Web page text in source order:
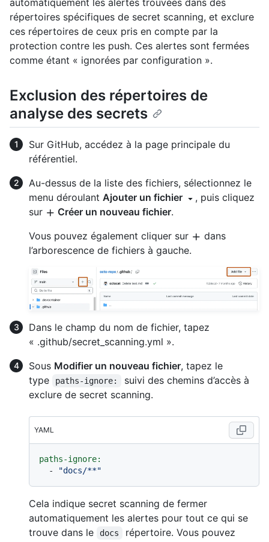
automatiquement les alertes trouvées dans des
répertoires spécifiques de secret scanning, et exclure
ces répertoires de ceux pris en compte par la
protection contre les push. Ces alertes sont fermées
comme étant « ignorées par configuration ».
Exclusion des répertoires de
analyse des secrets
Sur GitHub, accédez à la page principale du
référentiel.
Au-dessus de la liste des fichiers, sélectionnez le
menu déroulant Ajouter un fichier
, puis cliquez
sur
Créer un nouveau fichier.
Vous pouvez également cliquer sur
dans
l’arborescence de fichiers à gauche.
Dans le champ du nom de fichier, tapez
« .github/secret_scanning.yml ».
Sous Modifier un nouveau fichier, tapez le
type
paths-ignore:
suivi des chemins d’accès à
exclure de secret scanning.
YAML
paths-ignore:
-
"docs/**"
Cela indique secret scanning de fermer
automatiquement les alertes pour tout ce qui se
trouve dans le
docs
répertoire. Vous pouvez